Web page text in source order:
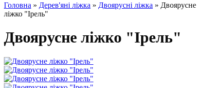
Головна » Дерев'яні ліжка » Двоярусні ліжка » Двоярусне
ліжко "Ірель"
Двоярусне ліжко "Ірель"